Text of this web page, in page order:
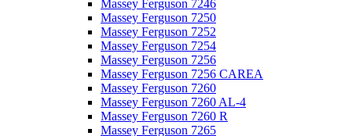
Massey Ferguson 7246
Massey Ferguson 7250
Massey Ferguson 7252
Massey Ferguson 7254
Massey Ferguson 7256
Massey Ferguson 7256 CAREA
Massey Ferguson 7260
Massey Ferguson 7260 AL-4
Massey Ferguson 7260 R
Massey Ferguson 7265